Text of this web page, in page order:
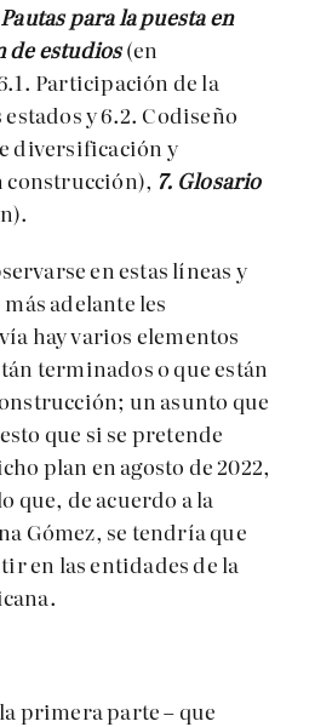
para la puesta en
de estudios(en
Participación de la
y 6.2. Codiseño
diversificación y
construcción), 7. Glosario
en estas líneas y
adelante les
hay varios elementos
terminados o que están
un asunto que
que si se pretende
plan en agosto de 2022,
que, de acuerdo a la
Gómez, se tendría que
en las entidades de la
primera parte – que